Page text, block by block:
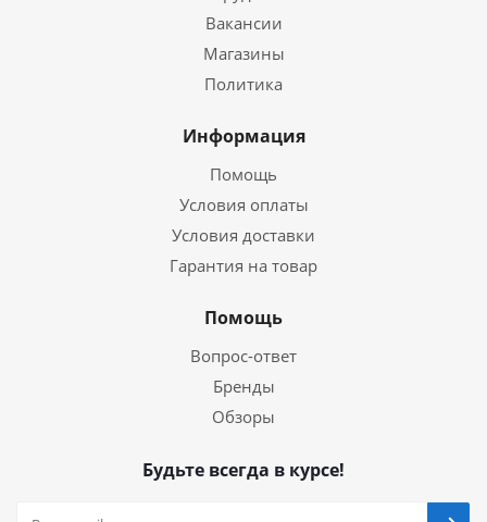
Вакансии
Магазины
Политика
Информация
Помощь
Условия оплаты
Условия доставки
Гарантия на товар
Помощь
Вопрос-ответ
Бренды
Обзоры
Будьте всегда в курсе!